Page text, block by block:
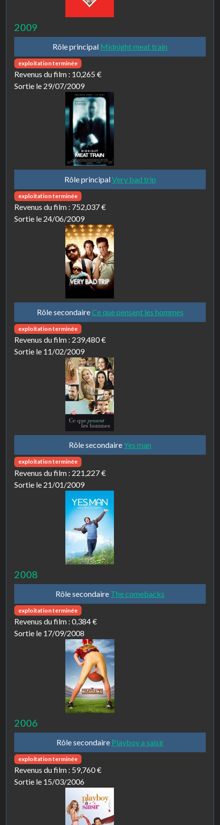
2009
Rôle principal Midnight meat train
exploitation terminée
Revenus du film : 10,265 €
Sortie le 29/07/2009
Rôle principalVery bad trip
exploitation terminée
Revenus du film : 752,037 €
Sortie le 24/06/2009
Rôle secondaireCe que pensent les hommes
exploitation terminée
Revenus du film : 239,480 €
Sortie le 11/02/2009
Rôle secondaire Yes man
exploitation terminée
Revenus du film : 221,227 €
Sortie le 21/01/2009
2008
Rôle secondaire The comebacks
exploitation terminée
Revenus du film : 0,384 €
Sortie le 17/09/2008
2006
Rôle secondaire Playboy a saisir
exploitation terminée
Revenus du film : 59,760 €
Sortie le 15/03/2006